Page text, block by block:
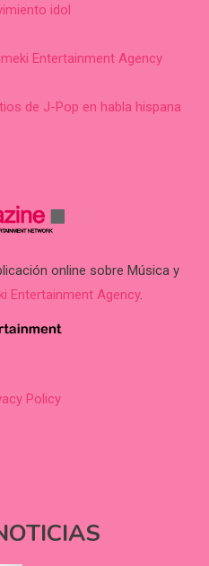
idol
Entertainment Agency
de J-Pop en habla hispana
online sobre Música y
Entertainment Agency.
Policy